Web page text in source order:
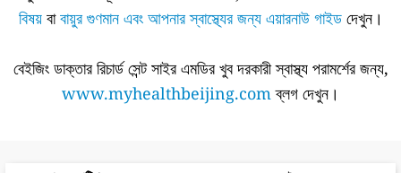
বিষয়বাবায়ুর গুণমান এবং আপনার স্বাস্থ্যের জন্য এয়ারনাউ গাইডদেখুন।
বেইজিং ডাক্তার রিচার্ড সেন্ট সাইর এমডির খুব দরকারী স্বাস্থ্য পরামর্শের জন্য,
www.myhealthbeijing.comব্লগ দেখুন।